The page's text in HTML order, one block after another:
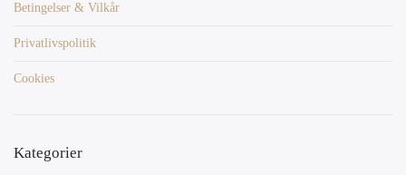
Betingelser & Vilkår
Privatlivspolitik
Cookies
Kategorier